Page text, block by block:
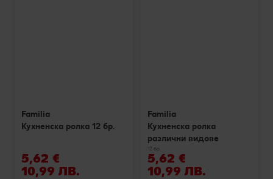
Familia
Кухненска ролка 12 бр.
5,62 €
10,99 ЛВ.
Familia
Кухненска ролка
различни видове
12 бр.
5,62 €
10,99 ЛВ.